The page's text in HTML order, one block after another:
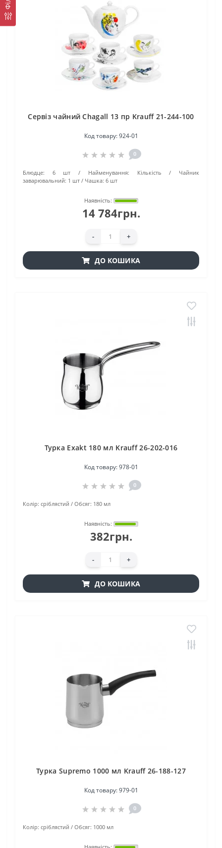
Сервіз чайний Chagall 13 пр Krauff 21-244-100
Код товару:924-01
0
Блюдце: 6 шт Найменування: Кількість
Чайник
заварювальний: 1 шт Чашка: 6 шт
Наявність:
14 784грн.
- +
ДО КОШИКА
Турка Exakt 180 мл Krauff 26-202-016
Код товару:978-01
0
Колір: сріблястий Обсяг: 180 мл
Наявність:
382грн.
- +
ДО КОШИКА
Турка Supremo 1000 мл Krauff 26-188-127
Код товару:979-01
0
Колір: сріблястий Обсяг: 1000 мл